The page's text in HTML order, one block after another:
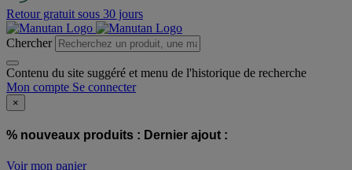
Retour gratuit sous 30 jours
Chercher
Contenu du site suggéré et menu de l'historique de recherche
Mon compte Se connecter
×
% nouveaux produits : Dernier ajout :
Voir mon panier